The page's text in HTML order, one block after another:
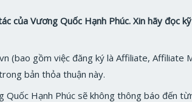
của Vương Quốc Hạnh Phúc. Xin hãy đọc
(bao gồm việc đăng ký là Affiliate, Affiliate
bản thỏa thuận này.
Hạnh Phúc sẽ không thông báo đến